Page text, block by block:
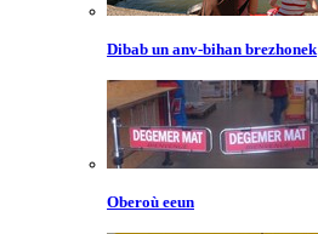
Dibab un anv-bihan brezhonek
Oberoù eeun